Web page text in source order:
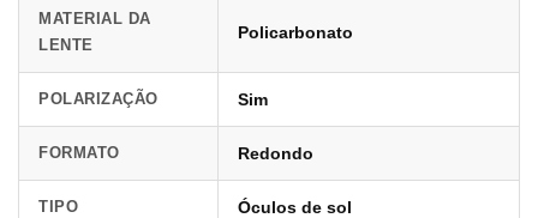
MATERIAL DA
LENTE
Policarbonato
POLARIZAÇÃO Sim
FORMATO Redondo
TIPO Óculos de sol